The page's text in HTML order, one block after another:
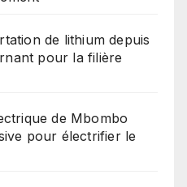
de lithium depuis
pour la filière
de Mbombo
pour électrifier le